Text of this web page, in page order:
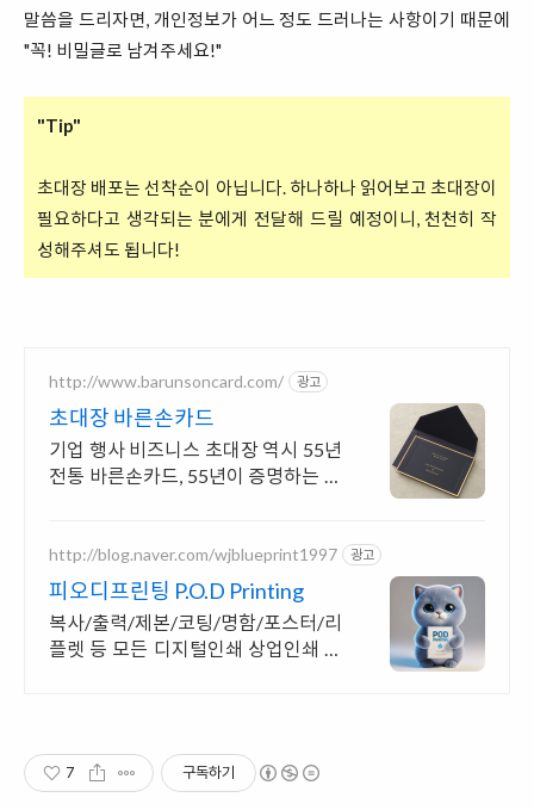
말씀을 드리자면, 개인정보가 어느 정도 드러나는 사항이기 때문에
"꼭! 비밀글로 남겨주세요!"
"Tip"
초대장 배포는 선착순이 아닙니다. 하나하나 읽어보고 초대장이
필요하다고 생각되는 분에게 전달해 드릴 예정이니, 천천히 작
성해주셔도 됩니다!
http://www.barunsoncard.com/ 광고
초대장 바른손카드
기업 행사 비즈니스 초대장 역시 55년
전통 바른손카드, 55년이 증명하는 퀄
http://blog.naver.com/wjblueprint1997 광고
피오디프린팅 P.O.D Printing
복사/출력/제본/코팅/명함/포스터/리
플렛 등 모든 디지털인쇄 상업인쇄 전
7 구독하기